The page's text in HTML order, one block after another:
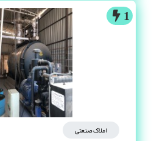
1
املاک صنعتی